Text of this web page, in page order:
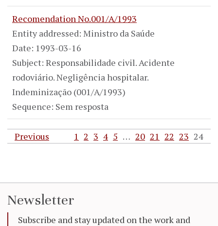
Recomendation No.001/A/1993
Entity addressed: Ministro da Saúde
Date: 1993-03-16
Subject: Responsabilidade civil. Acidente
rodoviário. Negligência hospitalar.
Indeminização (001/A/1993)
Sequence: Sem resposta
Previous 1 2 3 4 5 … 20 21 22 23 24
Newsletter
Subscribe and stay updated on the work and